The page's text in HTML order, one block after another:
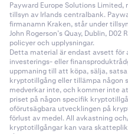
Payward Europe Solutions
tillsyn av Irlands centralbank.
firmanamn Kraken, står under
John Rogerson’s Quay, Dublin, D02
policyer och upplysningar.
Detta material är endast avsett
investerings- eller
uppmaning till att köpa, sälja,
kryptotillgång eller tillämpa någon
medverkar inte, och kommer inte
priset på någon specifik
oförutsägbara utvecklingen på
förlust av medel. All avkastning
kryptotillgångar kan vara